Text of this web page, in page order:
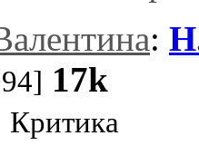
:
17k
Критика